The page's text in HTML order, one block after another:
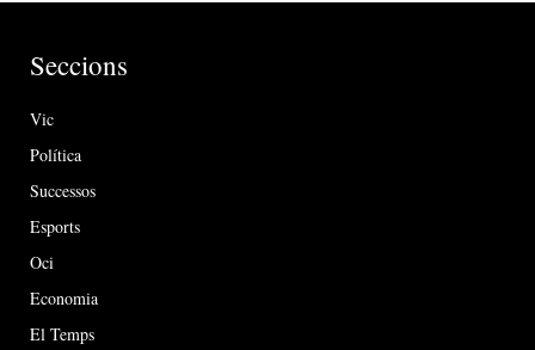
Seccions
Vic
Política
Successos
Esports
Oci
Economia
El Temps